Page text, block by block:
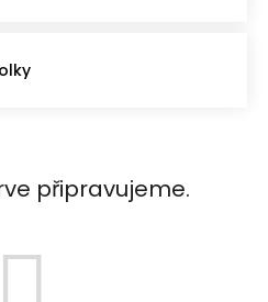
připravujeme.